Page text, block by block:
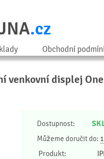
.cz
Obchodní
venkovní displej
Dostupnost:
Můžeme doručit do:
Produkt: